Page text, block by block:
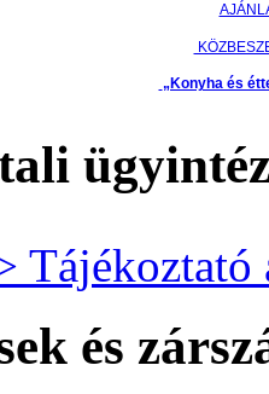
„Konyha és
Tájékoztató
és